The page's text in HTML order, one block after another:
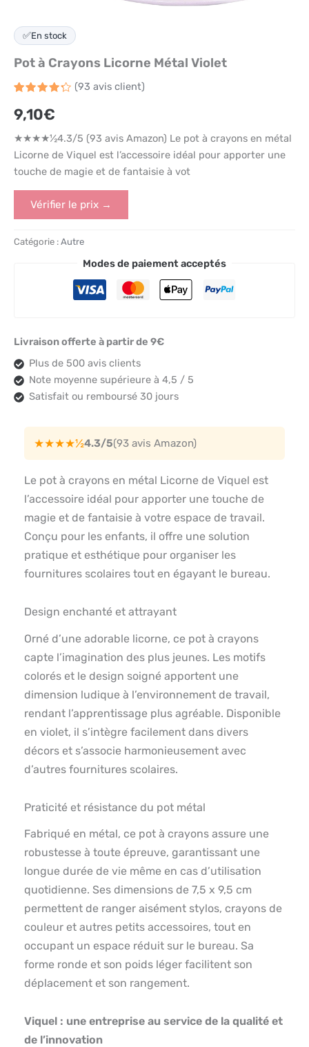
✅En stock
Pot à Crayons Licorne Métal Violet
4.3sur
5 basé
notations
client
(93 avis client)
9,10€
★★★★½4.3/5 (93 avis Amazon) Le pot à crayons en métal
Licorne de Viquel est l’accessoire idéal pour apporter une
touche de magie et de fantaisie à vot
Vérifier le prix →
Catégorie : Autre
Modes de paiement acceptés
Livraison offerte à partir de 9€
Plus de 500 avis clients
Note moyenne supérieure à 4,5 / 5
Satisfait ou remboursé 30 jours
★★★★½4.3/5(93 avis Amazon)
Le pot à crayons en métal Licorne de Viquel est
l’accessoire idéal pour apporter une touche de
magie et de fantaisie à votre espace de travail.
Conçu pour les enfants, il offre une solution
pratique et esthétique pour organiser les
fournitures scolaires tout en égayant le bureau.
Design enchanté et attrayant
Orné d’une adorable licorne, ce pot à crayons
capte l’imagination des plus jeunes. Les motifs
colorés et le design soigné apportent une
dimension ludique à l’environnement de travail,
rendant l’apprentissage plus agréable. Disponible
en violet, il s’intègre facilement dans divers
décors et s’associe harmonieusement avec
d’autres fournitures scolaires.
Praticité et résistance du pot métal
Fabriqué en métal, ce pot à crayons assure une
robustesse à toute épreuve, garantissant une
longue durée de vie même en cas d’utilisation
quotidienne. Ses dimensions de 7,5 x 9,5 cm
permettent de ranger aisément stylos, crayons de
couleur et autres petits accessoires, tout en
occupant un espace réduit sur le bureau. Sa
forme ronde et son poids léger facilitent son
déplacement et son rangement.
Viquel : une entreprise au service de la qualité et
de l’innovation